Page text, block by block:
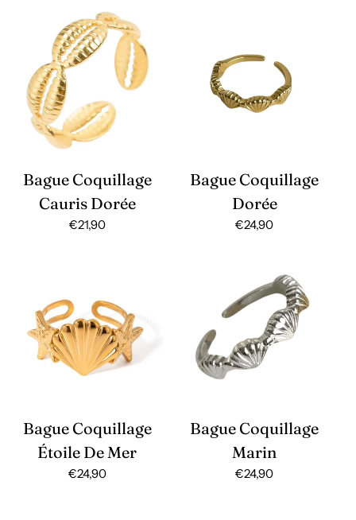
Bague Coquillage
Cauris Dorée
Prix
€21,90
Bague Coquillage
Dorée
Prix
€24,90
Bague Coquillage
Étoile De Mer
Prix
€24,90
Bague Coquillage
Marin
Prix
€24,90